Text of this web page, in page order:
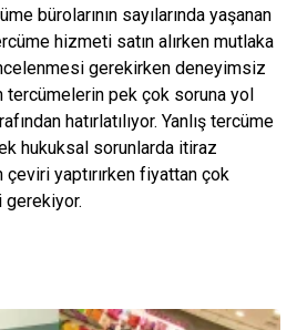
bürolarının sayılarında yaşanan
hizmeti satın alırken mutlaka
gerekirken deneyimsiz
tercümelerin pek çok soruna yol
hatırlatılıyor. Yanlış tercüme
hukuksal sorunlarda itiraz
çeviri yaptırırken fiyattan çok